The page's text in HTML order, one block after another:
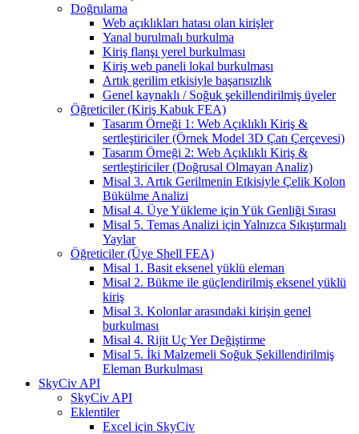
Doğrulama
Web açıklıkları hatası olan kirişler
Yanal burulmalı burkulma
Kiriş flanşı yerel burkulması
Kiriş web paneli lokal burkulması
Artık gerilim etkisiyle başarısızlık
Genel kaynaklı / Soğuk şekillendirilmiş üyeler
Öğreticiler (Kiriş Kabuk FEA)
Tasarım Örneği 1: Web Açıklıklı Kiriş &
sertleştiriciler (Örnek Model 3D Çatı Çerçevesi)
Tasarım Örneği 2: Web Açıklıklı Kiriş &
sertleştiriciler (Doğrusal Olmayan Analiz)
Misal 3. Artık Gerilmenin Etkisiyle Çelik Kolon
Bükülme Analizi
Misal 4. Üye Yükleme için Yük Genliği Sırası
Misal 5. Temas Analizi için Yalnızca Sıkıştırmalı
Yaylar
Öğreticiler (Üye Shell FEA)
Misal 1. Basit eksenel yüklü eleman
Misal 2. Bükme ile güçlendirilmiş eksenel yüklü
kiriş
Misal 3. Kolonlar arasındaki kirişin genel
burkulması
Misal 4. Rijit Uç Yer Değiştirme
Misal 5. İki Malzemeli Soğuk Şekillendirilmiş
Eleman Burkulması
SkyCiv API
SkyCiv API
Eklentiler
Excel için SkyCiv